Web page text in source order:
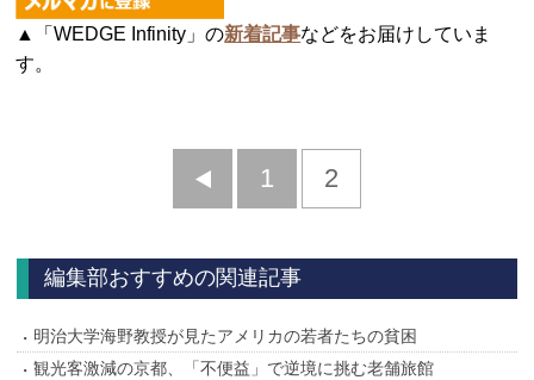
▲「WEDGE Infinity」の新着記事などをお届けしていま
す。
前
1 2
編集部おすすめの関連記事
明治大学海野教授が見たアメリカの若者たちの貧困
観光客激減の京都、「不便益」で逆境に挑む老舗旅館